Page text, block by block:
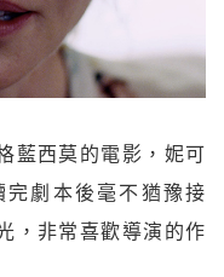
藍西莫的電影，妮可
劇本後毫不猶豫接
，非常喜歡導演的作